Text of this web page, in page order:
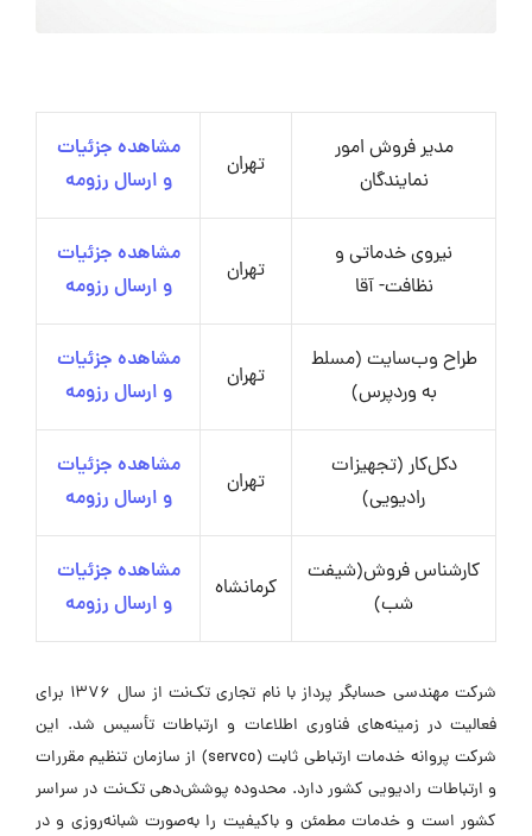
مدیر فروش امور
نمایندگان
تهران
مشاهده جزئیات
و ارسال رزومه
نیروی خدماتی و
نظافت- آقا
تهران
مشاهده جزئیات
و ارسال رزومه
طراح وب‌سایت (مسلط
به وردپرس)
تهران
مشاهده جزئیات
و ارسال رزومه
دکل‌کار (تجهیزات
رادیویی)
تهران
مشاهده جزئیات
و ارسال رزومه
کارشناس فروش(شیفت
شب)
کرمانشاه
مشاهده جزئیات
و ارسال رزومه
شرکت مهندسی حسابگر پرداز با نام تجاری تک‌نت از سال ۱۳۷۶ برای
فعالیت در زمینه‌های فناوری اطلاعات و ارتباطات تأسیس شد. این
شرکت پروانه خدمات ارتباطی ثابت (servco) از سازمان تنظیم مقررات
و ارتباطات رادیویی کشور دارد. محدوده پوشش‌دهی تک‌نت در سراسر
کشور است و خدمات مطمئن و باکیفیت را به‌صورت شبانه‌روزی و در